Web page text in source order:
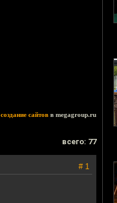
создание сайтов в megagroup.ru
всего: 77
# 1